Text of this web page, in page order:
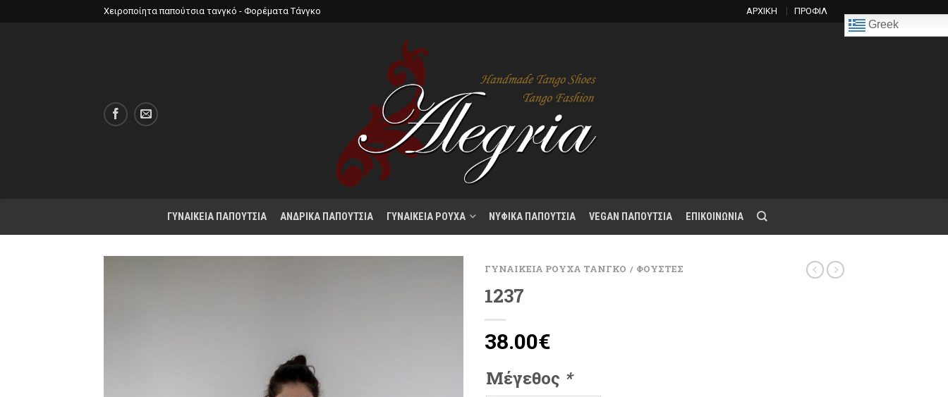
Χειροποίητα παπούτσια τανγκό - Φορέματα Τάνγκο ΑΡΧΙΚΗ ΠΡΟΦΙΛ
Greek
ΓΥΝΑΙΚΕΙΑ ΠΑΠΟΥΤΣΙΑ ΑΝΔΡΙΚΑ ΠΑΠΟΥΤΣΙΑ ΓΥΝΑΙΚΕΙΑ ΡΟΥΧΑ ΝΥΦΙΚΑ ΠΑΠΟΥΤΣΙΑ VEGAN ΠΑΠΟΥΤΣΙΑ ΕΠΙΚΟΙΝΩΝΙΑ
ΓΥΝΑΙΚΕΙΑ ΡΟΥΧΑ ΤΑΝΓΚΟ / ΦΟΥΣΤΕΣ
1237
38.00€
Μέγεθος *